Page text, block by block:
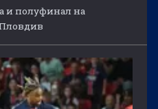
и полуфинал на